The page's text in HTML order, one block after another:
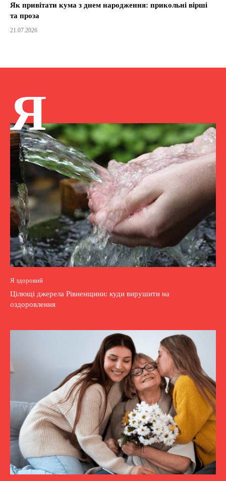
Як привітати кума з днем народження: прикольні вірші
та проза
21.07.2026
Я
Я здоровий
Цілющі джерела Рівненщини: куди вирушити на
оздоровлення